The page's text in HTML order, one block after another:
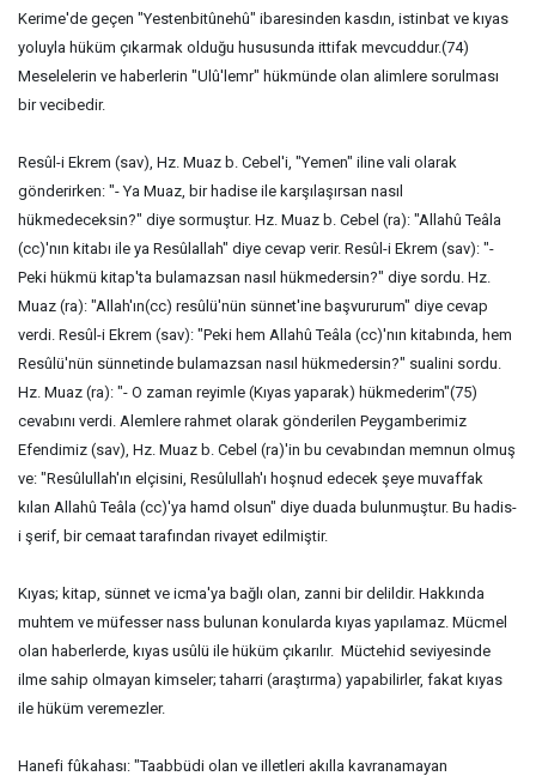
Kerime'de geçen "Yestenbitûnehû" ibaresinden kasdın, istinbat ve kıyas
yoluyla hüküm çıkarmak olduğu hususunda ittifak mevcuddur.(74)
Meselelerin ve haberlerin "Ulû'lemr" hükmünde olan alimlere sorulması
bir vecibedir.
Resûl-i Ekrem (sav), Hz. Muaz b. Cebel'i, "Yemen" iline vali olarak
gönderirken: "- Ya Muaz, bir hadise ile karşılaşırsan nasıl
hükmedeceksin?" diye sormuştur. Hz. Muaz b. Cebel (ra): "Allahû Teâla
(cc)'nın kitabı ile ya Resûlallah" diye cevap verir. Resûl-i Ekrem (sav): "-
Peki hükmü kitap'ta bulamazsan nasıl hükmedersin?" diye sordu. Hz.
Muaz (ra): "Allah'ın(cc) resûlü'nün sünnet'ine başvururum" diye cevap
verdi. Resûl-i Ekrem (sav): "Peki hem Allahû Teâla (cc)'nın kitabında, hem
Resûlü'nün sünnetinde bulamazsan nasıl hükmedersin?" sualini sordu.
Hz. Muaz (ra): "- O zaman reyimle (Kıyas yaparak) hükmederim"(75)
cevabını verdi. Alemlere rahmet olarak gönderilen Peygamberimiz
Efendimiz (sav), Hz. Muaz b. Cebel (ra)'in bu cevabından memnun olmuş
ve: "Resûlullah'ın elçisini, Resûlullah'ı hoşnud edecek şeye muvaffak
kılan Allahû Teâla (cc)'ya hamd olsun" diye duada bulunmuştur. Bu hadis-
i şerif, bir cemaat tarafından rivayet edilmiştir.
Kıyas; kitap, sünnet ve icma'ya bağlı olan, zanni bir delildir. Hakkında
muhtem ve müfesser nass bulunan konularda kıyas yapılamaz. Mücmel
olan haberlerde, kıyas usûlü ile hüküm çıkarılır. Müctehid seviyesinde
ilme sahip olmayan kimseler; taharri (araştırma) yapabilirler, fakat kıyas
ile hüküm veremezler.
Hanefi fûkahası: "Taabbüdi olan ve illetleri akılla kavranamayan